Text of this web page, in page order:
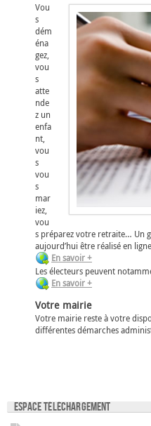
Vou
s
dém
éna
gez,
vou
s
atte
nde
z un
enfa
nt,
vou
s
vou
s
mar
iez,
vou
s préparez votre retraite… Un
aujourd’hui être réalisé en
En savoir +
Les électeurs peuvent
En savoir +
Votre mairie
Votre mairie reste à votre
différentes démarches
Espace téléchargement